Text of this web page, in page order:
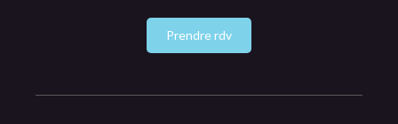
Prendre rdv